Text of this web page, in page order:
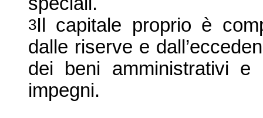
3Il capitale proprio è
dalle riserve e
dei beni amministrativi e
impegni.